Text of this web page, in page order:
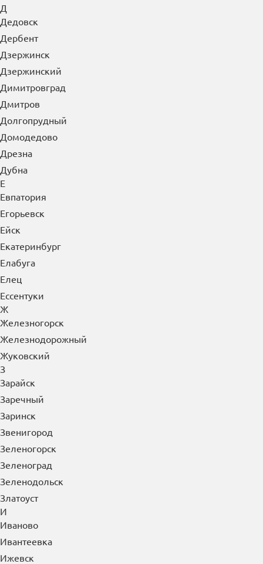
Д
Дедовск
Дербент
Дзержинск
Дзержинский
Димитровград
Дмитров
Долгопрудный
Домодедово
Дрезна
Дубна
Е
Евпатория
Егорьевск
Ейск
Екатеринбург
Елабуга
Елец
Ессентуки
Ж
Железногорск
Железнодорожный
Жуковский
З
Зарайск
Заречный
Заринск
Звенигород
Зеленогорск
Зеленоград
Зеленодольск
Златоуст
И
Иваново
Ивантеевка
Ижевск